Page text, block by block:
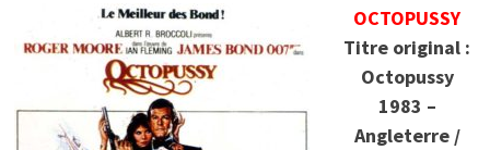
OCTOPUSSY
Titre original :
Octopussy
1983 –
Angleterre /